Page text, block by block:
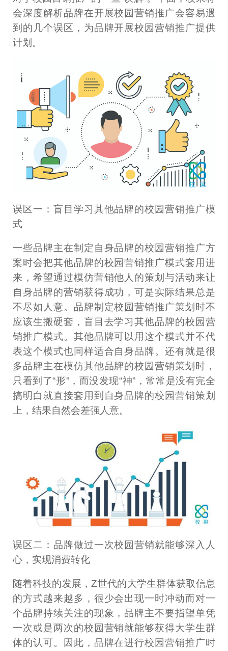
会深度解析品牌在开展校园营销推广会容易遇
到的几个误区，为品牌开展校园营销推广提供
计划。
误区一：盲目学习其他品牌的校园营销推广模
式
一些品牌主在制定自身品牌的校园营销推广方
案时会把其他品牌的校园营销推广模式套用进
来，希望通过模仿营销他人的策划与活动来让
自身品牌的营销获得成功，可是实际结果总是
不尽如人意。品牌制定校园营销推广策划时不
应该生搬硬套，盲目去学习其他品牌的校园营
销推广模式。其他品牌可以用这个模式并不代
表这个模式也同样适合自身品牌。还有就是很
多品牌主在模仿其他品牌的校园营销策划时，
只看到了“形”，而没发现“神”，常常是没有完全
搞明白就直接套用到自身品牌的校园营销策划
上，结果自然会差强人意。
误区二：品牌做过一次校园营销就能够深入人
心，实现消费转化
随着科技的发展，Z世代的大学生群体获取信息
的方式越来越多，很少会出现一时冲动而对一
个品牌持续关注的现象，品牌主不要指望单凭
一次或是两次的校园营销就能够获得大学生群
体的认可。因此，品牌在进行校园营销推广时